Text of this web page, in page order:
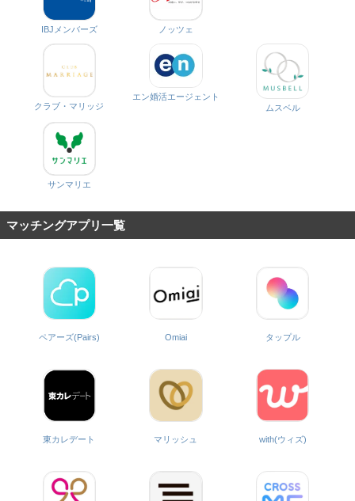
IBJメンバーズ ノッツェ
クラブ・マリッジ
エン婚活エージェント
ムスベル
サンマリエ
マッチングアプリ一覧
ペアーズ(Pairs) Omiai タップル
東カレデート マリッシュ with(ウィズ)